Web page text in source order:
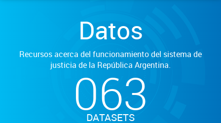
Datos
Recursos acerca del funcionamiento del sistema de
justicia de la República Argentina.
063
DATASETS